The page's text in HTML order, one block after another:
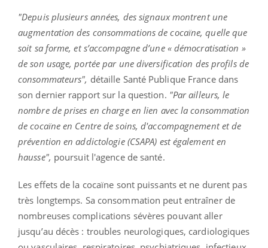
"Depuis plusieurs années, des signaux montrent une
augmentation des consommations de cocaïne, quelle que
soit sa forme, et s’accompagne d’une « démocratisation »
de son usage, portée par une diversification des profils de
consommateurs", détaille Santé Publique France dans
son dernier rapport sur la question. "Par ailleurs, le
nombre de prises en charge en lien avec la consommation
de cocaïne en Centre de soins, d'accompagnement et de
prévention en addictologie (CSAPA) est également en
hausse", poursuit l'agence de santé.
Les effets de la cocaïne sont puissants et ne durent pas
très longtemps. Sa consommation peut entraîner de
nombreuses complications sévères pouvant aller
jusqu’au décès : troubles neurologiques, cardiologiques